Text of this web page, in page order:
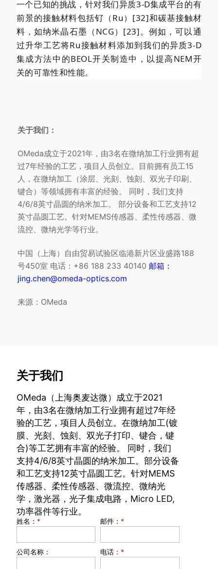
一个已知的挑战，针对我们异质3-D集成平台的有
前景的接触材料包括钌（Ru）[32]和碳基接触材
料，如纳米晶石墨（NCG）[23]。例如，可以通
过升华工艺将Ru接触材料添加到我们的异质3-D
集成方法中的BEOL开关制造中，以提高NEM开
关的可靠性和性能。
关于我们：
OMeda成立于2021年，由3名在微纳加工行业拥有超
过7年经验的工艺，项目人员创立。目前拥有员工15
人，在微纳加工（涂层、光刻、蚀刻、双光子印刷、
键合）等领域拥有丰富的经验。 同时，我们支持
4/6/8英寸晶圆的纳米加工。 部分设备和工艺支持12
英寸晶圆工艺。针对MEMS传感器、柔性传感器、微
流控、微纳光学等行业。
中国（上海）自由贸易试验区临港新片区业盛路188
号450室 电话：+86 188 233 40140 邮箱：
jing.chen@omeda-optics.com
来源：OMeda
关于我们
OMeda（上海奥麦达微）成立于2021
年，由3名在微纳加工行业拥有超过7年经
验的工艺，项目人员创立。在微纳加工(镀
膜、光刻、蚀刻、双光子打印、键合，键
合)等工艺拥有丰富的经验。 同时，我们
支持4/6/8英寸晶圆的纳米加工。部分设备
和工艺支持12英寸晶圆工艺。针对MEMS
传感器、柔性传感器、微流控、微纳光
学，激光器，光子集成电路，Micro LED,
功率器件等行业。
姓名： * 邮件： *
公司名称： 电话： *